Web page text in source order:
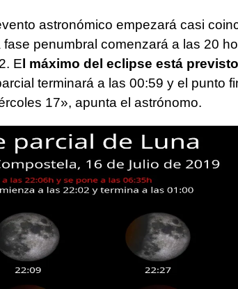
astronómico empezará casi
penumbral comenzará a las 20
El máximo del eclipse está
terminará a las 00:59 y el punto
17», apunta el astrónomo.